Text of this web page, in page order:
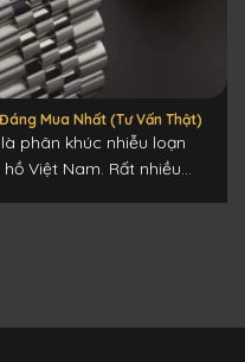
Mua Nhất (Tư Vấn Thật)
phân khúc nhiễu loạn
Việt Nam. Rất nhiều...